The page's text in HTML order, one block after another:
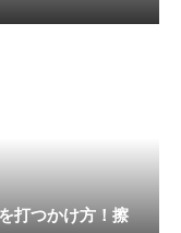
打つかけ方！擦